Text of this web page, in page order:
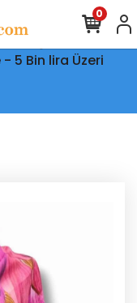
- Şeffaf Kargo
- 5 Bin lira Üzeri
0